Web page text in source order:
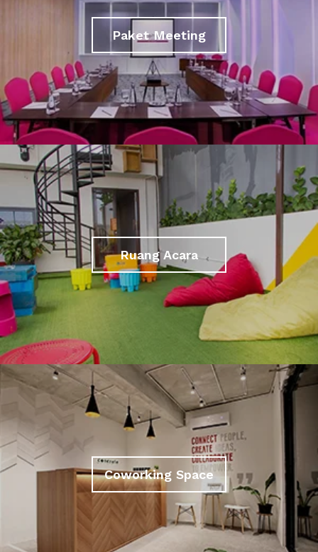
Paket Meeting
Ruang Acara
Coworking Space